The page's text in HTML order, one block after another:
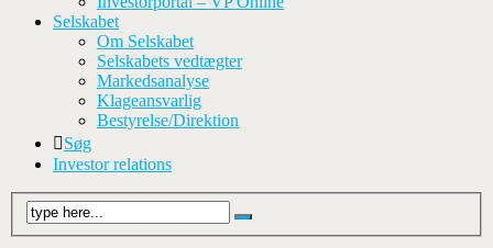
Selskabet
Om Selskabet
Selskabets vedtægter
Markedsanalyse
Klageansvarlig
Bestyrelse/Direktion
Søg
Investor relations